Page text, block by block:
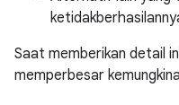
Saat memberikan detail
memperbesar